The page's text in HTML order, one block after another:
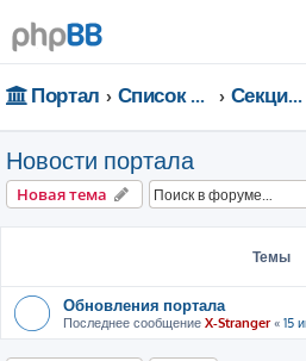
Портал Список форумов Секции портала
Новости портала
Новая тема
Темы
Обновления портала
Последнее сообщение X-Stranger« 15